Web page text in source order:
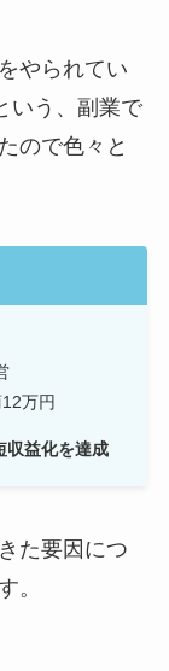
やられてい
いう、副業で
ので色々と
万円
収益化を達成
た要因につ
。